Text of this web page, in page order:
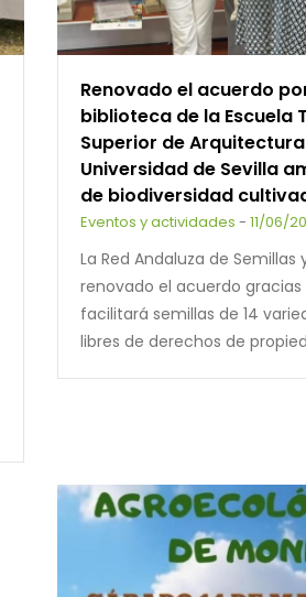
Renovado el acuerdo
biblioteca de la Escuela
Superior de
Universidad de Sevilla
de biodiversidad
Eventos y actividades - 11/06/
La Red Andaluza de Semillas
renovado el acuerdo gracias
facilitará semillas de 14
libres de derechos de